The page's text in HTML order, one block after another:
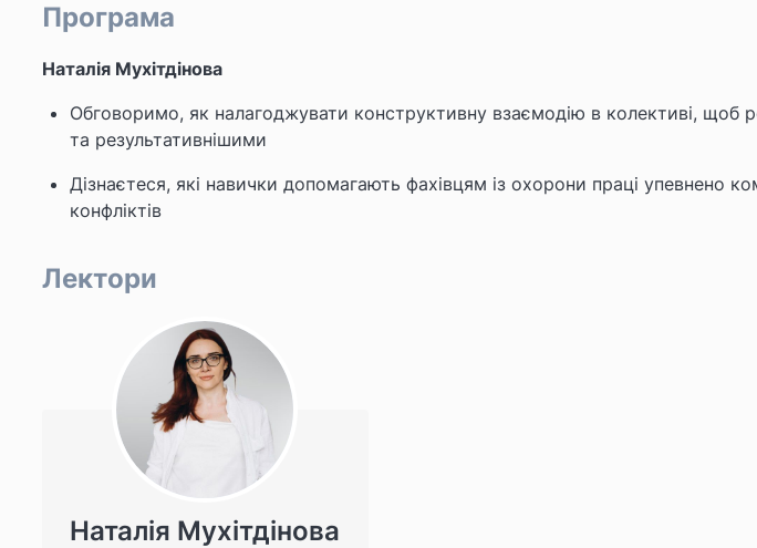
Програма
Наталія Мухітдінова
Обговоримо, як налагоджувати конструктивну взаємодію в колективі, щоб
та результативнішими
Дізнаєтеся, які навички допомагають фахівцям із охорони праці упевнено
конфліктів
Лектори
Наталія Мухітдінова